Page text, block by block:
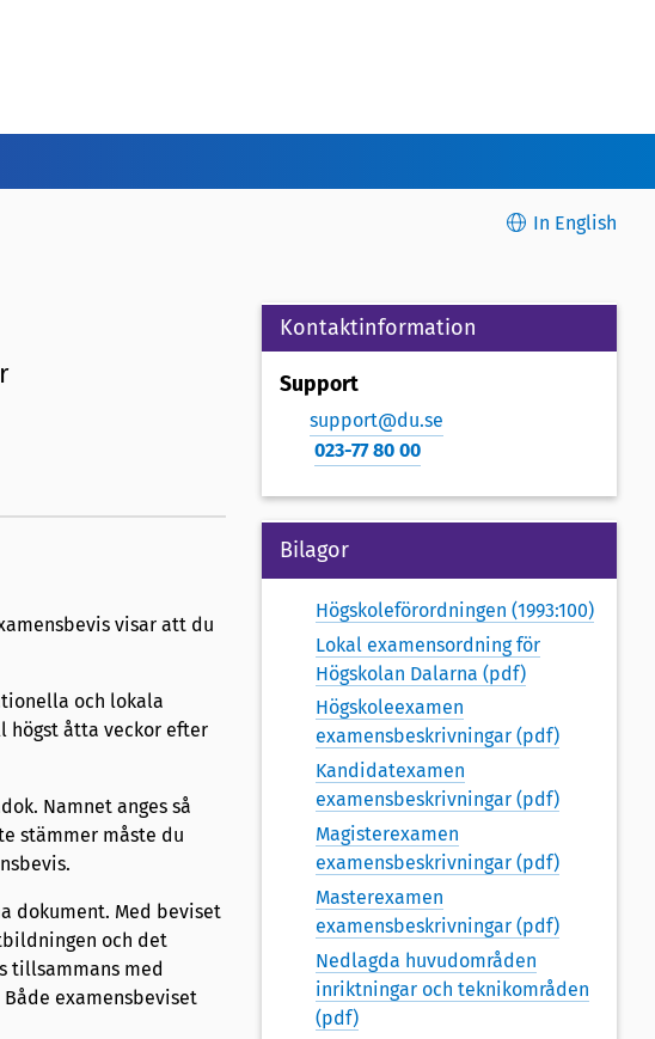
In English
visar att du
och lokala
högst åtta veckor efter
Namnet anges så
stämmer måste du
dokument. Med beviset
och det
tillsammans med
examensbeviset
Kontaktinformation
Support
support@du.se
023-77 80 00
Bilagor
Högskoleförordningen (1993:100)
Lokal examensordning för
Högskolan Dalarna (pdf)
Högskoleexamen
examensbeskrivningar (pdf)
Kandidatexamen
examensbeskrivningar (pdf)
Magisterexamen
examensbeskrivningar (pdf)
Masterexamen
examensbeskrivningar (pdf)
Nedlagda huvudområden
inriktningar och teknikområden
(pdf)